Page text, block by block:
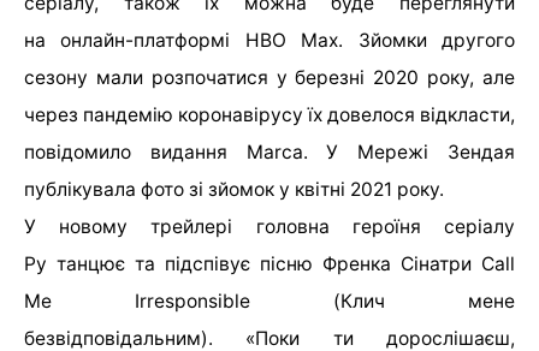
на онлайн-платформі HBO Max. Зйомки другого
сезону мали розпочатися у березні 2020 року, але
через пандемію коронавірусу їх довелося відкласти,
повідомило видання Marca. У Мережі Зендая
публікувала фото зі зйомок у квітні 2021 року.
У новому трейлері головна героїня серіалу
Ру танцює та підспівує пісню Френка Сінатри Call
Me Irresponsible (Клич мене
безвідповідальним). «Поки ти дорослішаєш,